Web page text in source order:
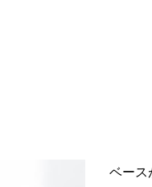
ベース